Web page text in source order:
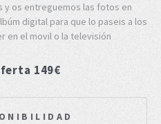
y os entreguemos las fotos en
digital para que lo paseis a los
en el movil o la televisión
149€